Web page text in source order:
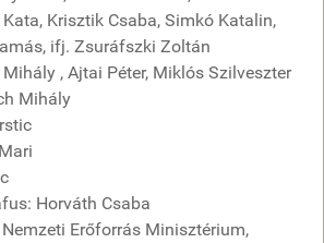
Krisztik Csaba, Simkó Katalin,
ifj. Zsuráfszki Zoltán
, Ajtai Péter, Miklós Szilveszter
Mihály
Horváth Csaba
Erőforrás Minisztérium,